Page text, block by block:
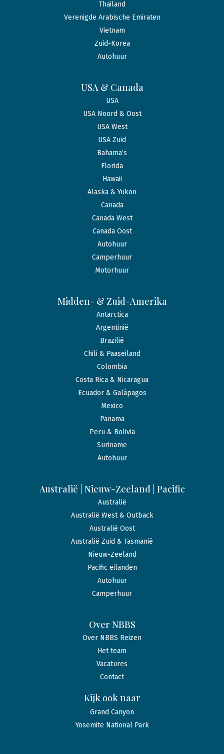
Thailand
Verenigde Arabische Emiraten
Vietnam
Zuid-Korea
Autohuur
USA & Canada
USA
USA Noord & Oost
USA West
USA Zuid
Bahama’s
Florida
Hawaii
Alaska & Yukon
Canada
Canada West
Canada Oost
Autohuur
Camperhuur
Motorhuur
Midden- & Zuid-Amerika
Antarctica
Argentinië
Brazilië
Chili & Paaseiland
Colombia
Costa Rica & Nicaragua
Ecuador & Galápagos
Mexico
Panama
Peru & Bolivia
Suriname
Autohuur
Australië | Nieuw-Zeeland | Pacific
Australië
Australië West & Outback
Australië Oost
Australië Zuid & Tasmanië
Nieuw-Zeeland
Pacific eilanden
Autohuur
Camperhuur
Over NBBS
Over NBBS Reizen
Het team
Vacatures
Contact
Kijk ook naar
Grand Canyon
Yosemite National Park